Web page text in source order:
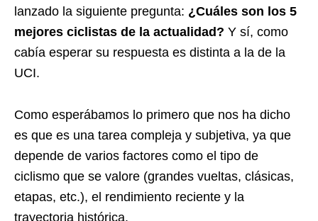
lanzado la siguiente pregunta: ¿Cuáles son los 5
mejores ciclistas de la actualidad? Y sí, como
cabía esperar su respuesta es distinta a la de la
UCI.
Como esperábamos lo primero que nos ha dicho
es que es una tarea compleja y subjetiva, ya que
depende de varios factores como el tipo de
ciclismo que se valore (grandes vueltas, clásicas,
etapas, etc.), el rendimiento reciente y la
trayectoria histórica.